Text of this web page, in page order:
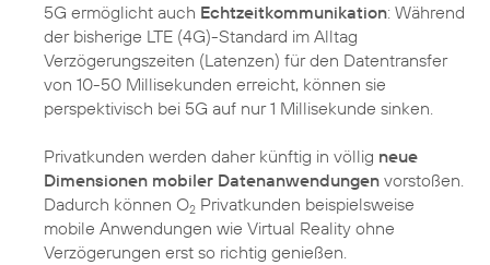
5G ermöglicht auch Echtzeitkommunikation: Während
der bisherige LTE (4G)-Standard im Alltag
Verzögerungszeiten (Latenzen) für den Datentransfer
von 10-50 Millisekunden erreicht, können sie
perspektivisch bei 5G auf nur 1 Millisekunde sinken.
Privatkunden werden daher künftig in völlig neue
Dimensionen mobiler Datenanwendungen vorstoßen.
Dadurch können O2 Privatkunden beispielsweise
mobile Anwendungen wie Virtual Reality ohne
Verzögerungen erst so richtig genießen.